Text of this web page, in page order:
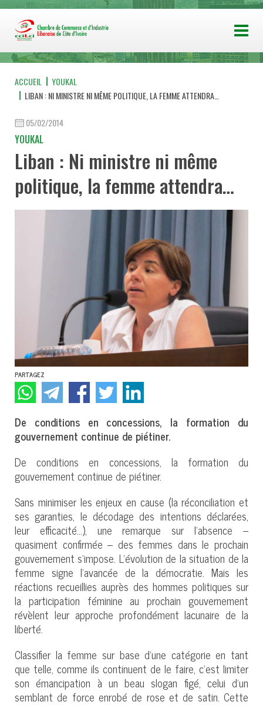
ACCUEIL
YOUKAL
LIBAN : NI MINISTRE NI MÊME POLITIQUE, LA FEMME ATTENDRA…
05/02/2014
YOUKAL
Liban : Ni ministre ni même
politique, la femme attendra…
PARTAGEZ
De conditions en concessions, la formation du
gouvernement continue de piétiner.
De conditions en concessions, la formation du
gouvernement continue de piétiner.
Sans minimiser les enjeux en cause (la réconciliation et
ses garanties, le décodage des intentions déclarées,
leur efficacité...), une remarque sur l'absence –
quasiment confirmée – des femmes dans le prochain
gouvernement s'impose. L'évolution de la situation de la
femme signe l'avancée de la démocratie. Mais les
réactions recueillies auprès des hommes politiques sur
la participation féminine au prochain gouvernement
révèlent leur approche profondément lacunaire de la
liberté.
Classifier la femme sur base d'une catégorie en tant
que telle, comme ils continuent de le faire, c'est limiter
son émancipation à un beau slogan figé, celui d'un
semblant de force enrobé de rose et de satin. Cette